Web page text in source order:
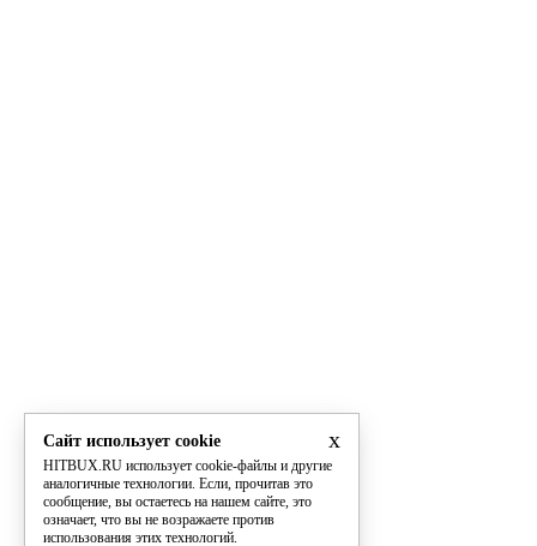
x
Сайт использует cookie
HITBUX.RU использует cookie-файлы и другие
аналогичные технологии. Если, прочитав это
сообщение, вы остаетесь на нашем сайте, это
означает, что вы не возражаете против
использования этих технологий.